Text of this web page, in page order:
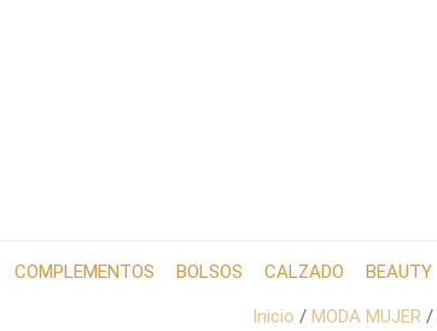
COMPLEMENTOS BOLSOS CALZADO BEAUTY
Inicio / MODA MUJER /